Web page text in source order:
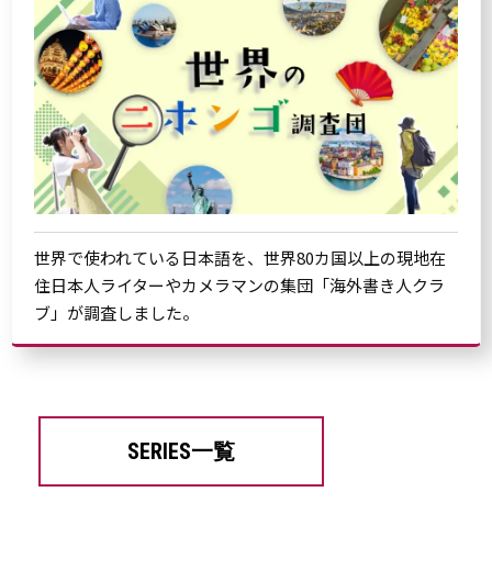
世界で使われている日本語を、世界80カ国以上の現地在
住日本人ライターやカメラマンの集団「海外書き人クラ
ブ」が調査しました。
SERIES一覧